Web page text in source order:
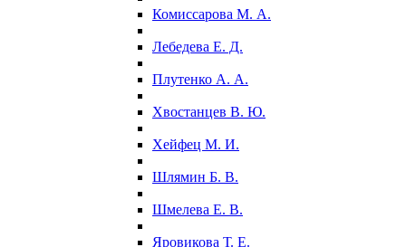
Комиссарова М. А.
Лебедева Е. Д.
Плутенко А. А.
Хвостанцев В. Ю.
Хейфец М. И.
Шлямин Б. В.
Шмелева Е. В.
Яровикова Т. Е.